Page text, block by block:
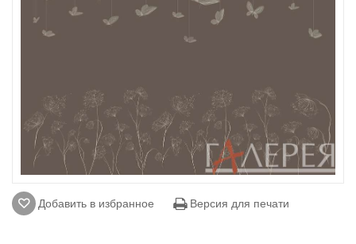
Добавить в избранное Версия для печати